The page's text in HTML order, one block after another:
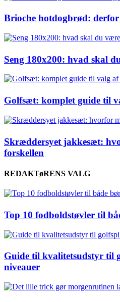
Brioche hotdogbrød:
Seng 180x200: hvad skal
Golfsæt: komplet guide til
Skræddersyet jakkesæt:
forskellen
REDAKTøRENS VALG
Top 10 fodboldstøvler til
Guide til kvalitetsudstyr til
niveauer